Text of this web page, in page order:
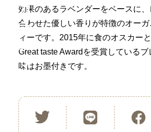
効果のあるラベンダーをベースに
合わせた優しい香りが特徴のオー
ィーです。2015年に食のオスカー
Great taste Awardを受賞している
味はお墨付きです。
ガ
ラ
ス
マ
お
す
コ
ー